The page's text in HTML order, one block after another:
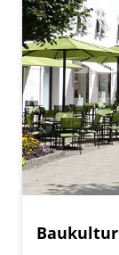
Baukultur